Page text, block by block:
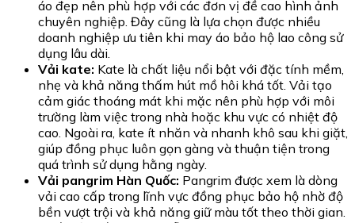
áo đẹp nên phù hợp với các đơn vị đề cao hình ảnh
chuyên nghiệp. Đây cũng là lựa chọn được nhiều
doanh nghiệp ưu tiên khi may áo bảo hộ lao công sử
dụng lâu dài.
Vải kate: Kate là chất liệu nổi bật với đặc tính mềm,
nhẹ và khả năng thấm hút mồ hôi khá tốt. Vải tạo
cảm giác thoáng mát khi mặc nên phù hợp với môi
trường làm việc trong nhà hoặc khu vực có nhiệt độ
cao. Ngoài ra, kate ít nhăn và nhanh khô sau khi giặt,
giúp đồng phục luôn gọn gàng và thuận tiện trong
quá trình sử dụng hằng ngày.
Vải pangrim Hàn Quốc: Pangrim được xem là dòng
vải cao cấp trong lĩnh vực đồng phục bảo hộ nhờ độ
bền vượt trội và khả năng giữ màu tốt theo thời gian.